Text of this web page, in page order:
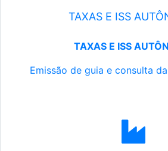
TAXAS E ISS
TAXAS E ISS
Emissão de guia e consulta